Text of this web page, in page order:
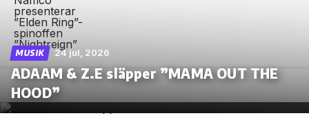
MUSIK 24 jul, 2026
ADAAM & Z.E släpper ”MAMA OUT THE
HOOD”